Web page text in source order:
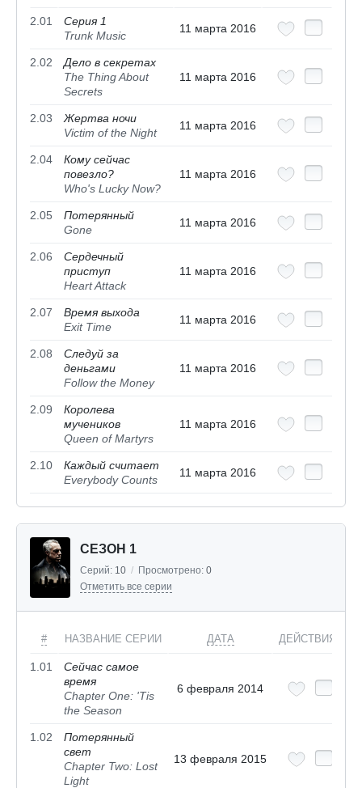
2.01
Серия 1
Trunk Music
11 марта 2016
2.02
Дело в секретах
The Thing About
Secrets
11 марта 2016
2.03
Жертва ночи
Victim of the Night
11 марта 2016
2.04
Кому сейчас
повезло?
Who's Lucky Now?
11 марта 2016
2.05
Потерянный
Gone
11 марта 2016
2.06
Сердечный
приступ
Heart Attack
11 марта 2016
2.07
Время выхода
Exit Time
11 марта 2016
2.08
Следуй за
деньгами
Follow the Money
11 марта 2016
2.09
Королева
мучеников
Queen of Martyrs
11 марта 2016
2.10
Каждый считает
Everybody Counts
11 марта 2016
СЕЗОН 1
Серий: 10 / Просмотрено: 0
Отметить все серии
# НАЗВАНИЕ СЕРИИ ДАТА ДЕЙСТВИЯ
1.01
Сейчас самое
время
Chapter One: 'Tis
the Season
6 февраля 2014
1.02
Потерянный
свет
Chapter Two: Lost
Light
13 февраля 2015